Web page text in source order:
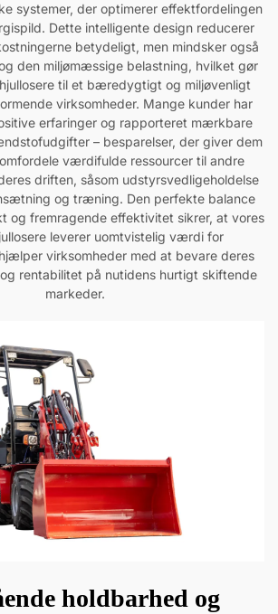
systemer, der optimerer effektfordelingen
Dette intelligente design reducerer
betydeligt, men mindsker også
den miljømæssige belastning, hvilket gør
til et bæredygtigt og miljøvenligt
virksomheder. Mange kunder har
erfaringer og rapporteret mærkbare
– besparelser, der giver dem
værdifulde ressourcer til andre
driften, såsom udstyrsvedligeholdelse
og træning. Den perfekte balance
og fremragende effektivitet sikrer, at vores
leverer uomtvistelig værdi for
virksomheder med at bevare deres
rentabilitet på nutidens hurtigt skiftende
markeder.
holdbarhed og